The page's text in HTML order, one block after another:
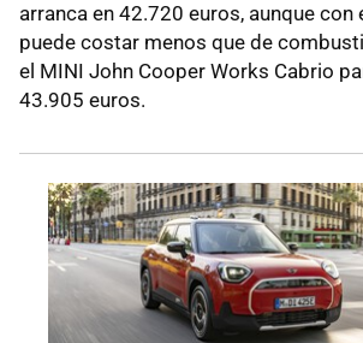
arranca en 42.720 euros, aunque con
puede costar menos que de
el MINI John Cooper Works Cabrio
43.905 euros.